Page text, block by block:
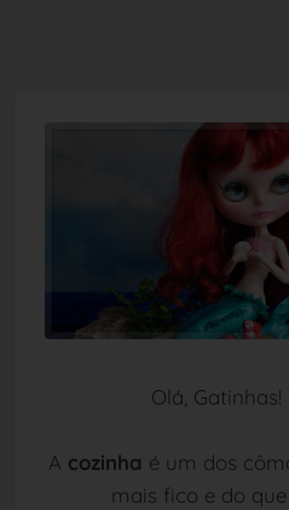
Olá,
A cozinha é um dos
mais fico e do